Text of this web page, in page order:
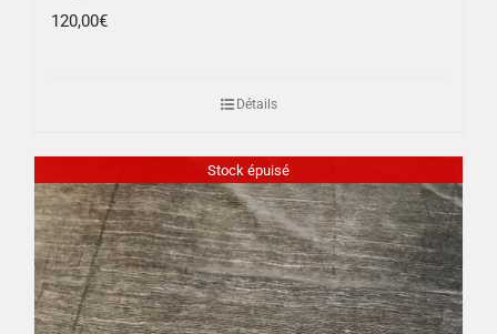
120,00€
Détails
Stock épuisé